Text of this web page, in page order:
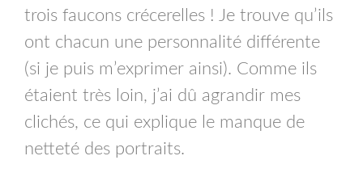
trois faucons crécerelles ! Je trouve qu’ils
ont chacun une personnalité différente
(si je puis m’exprimer ainsi). Comme ils
étaient très loin, j’ai dû agrandir mes
clichés, ce qui explique le manque de
netteté des portraits.